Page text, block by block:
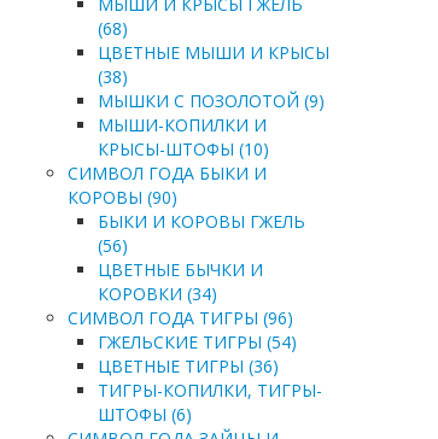
(68)
ЦВЕТНЫЕ МЫШИ И КРЫСЫ
(38)
МЫШКИ С ПОЗОЛОТОЙ (9)
МЫШИ-КОПИЛКИ И
КРЫСЫ-ШТОФЫ (10)
СИМВОЛ ГОДА БЫКИ И
КОРОВЫ (90)
БЫКИ И КОРОВЫ ГЖЕЛЬ
(56)
ЦВЕТНЫЕ БЫЧКИ И
КОРОВКИ (34)
СИМВОЛ ГОДА ТИГРЫ (96)
ГЖЕЛЬСКИЕ ТИГРЫ (54)
ЦВЕТНЫЕ ТИГРЫ (36)
ТИГРЫ-КОПИЛКИ, ТИГРЫ-
ШТОФЫ (6)